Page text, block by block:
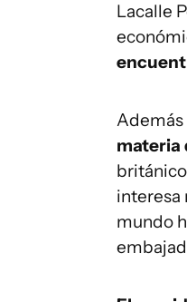
Lacalle
Además
materia
interesa
mundo